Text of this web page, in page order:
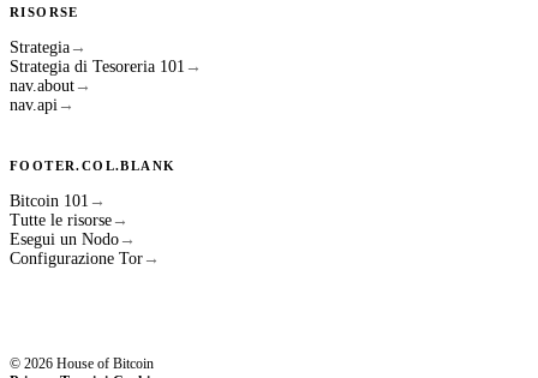
RISORSE
Strategia →
Strategia di Tesoreria 101 →
nav.about →
nav.api →
FOOTER.COL.BLANK
Bitcoin 101 →
Tutte le risorse →
Esegui un Nodo →
Configurazione Tor →
© 2026 House of Bitcoin